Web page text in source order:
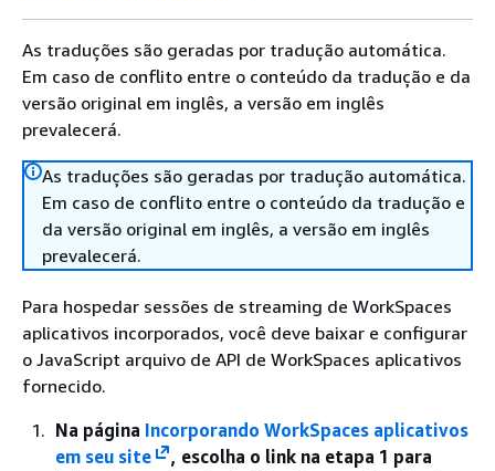
As traduções são geradas por tradução automática.
Em caso de conflito entre o conteúdo da tradução e da
versão original em inglês, a versão em inglês
prevalecerá.
As traduções são geradas por tradução automática.
Em caso de conflito entre o conteúdo da tradução e
da versão original em inglês, a versão em inglês
prevalecerá.
Para hospedar sessões de streaming de WorkSpaces
aplicativos incorporados, você deve baixar e configurar
o JavaScript arquivo de API de WorkSpaces aplicativos
fornecido.
Na página Incorporando WorkSpaces aplicativos
em seu site
, escolha o link na etapa 1 para